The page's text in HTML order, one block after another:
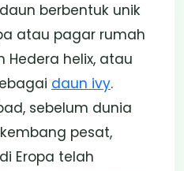
berbentuk unik
atau pagar rumah
helix, atau
daun ivy.
sebelum dunia
pesat,
Eropa telah